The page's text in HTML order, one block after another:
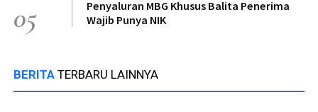
05
Penyaluran MBG Khusus Balita Penerima
Wajib Punya NIK
BERITA TERBARU LAINNYA